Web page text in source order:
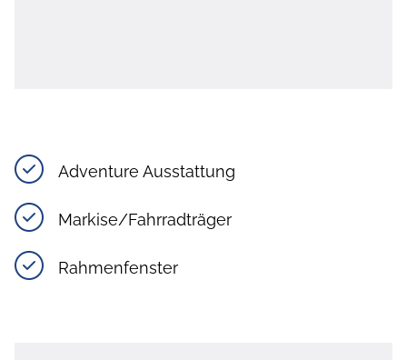
Adventure Ausstattung
Markise/Fahrradträger
Rahmenfenster